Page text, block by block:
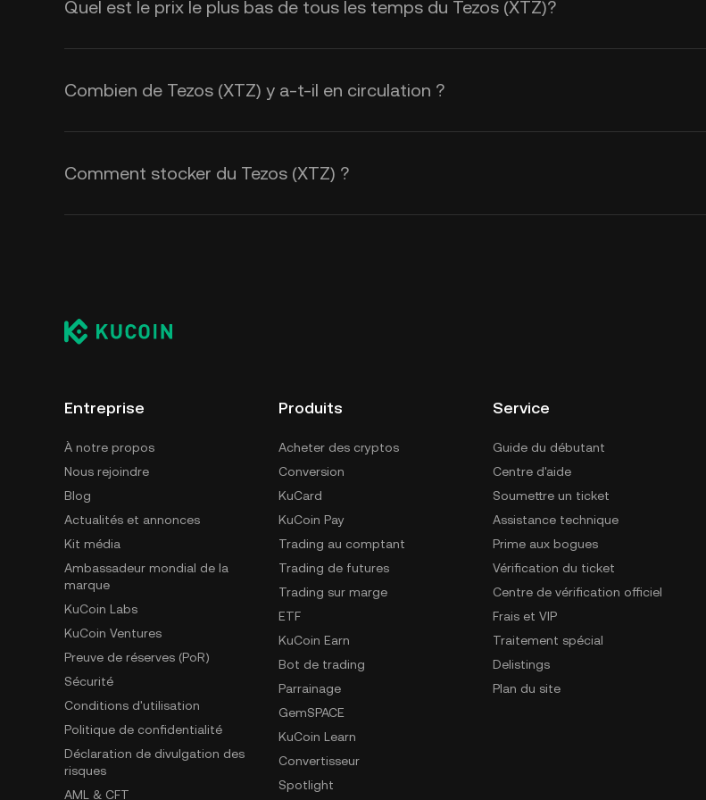
Quel est le prix le plus bas de tous les temps du Tezos (XTZ)?
Combien de Tezos (XTZ) y a-t-il en circulation ?
Comment stocker du Tezos (XTZ) ?
Entreprise
À notre propos
Nous rejoindre
Blog
Actualités et annonces
Kit média
Ambassadeur mondial de la
marque
KuCoin Labs
KuCoin Ventures
Preuve de réserves (PoR)
Sécurité
Conditions d'utilisation
Politique de confidentialité
Déclaration de divulgation des
risques
AML & CFT
Produits
Acheter des cryptos
Conversion
KuCard
KuCoin Pay
Trading au comptant
Trading de futures
Trading sur marge
ETF
KuCoin Earn
Bot de trading
Parrainage
GemSPACE
KuCoin Learn
Convertisseur
Spotlight
Service
Guide du débutant
Centre d'aide
Soumettre un ticket
Assistance technique
Prime aux bogues
Vérification du ticket
Centre de vérification officiel
Frais et VIP
Traitement spécial
Delistings
Plan du site